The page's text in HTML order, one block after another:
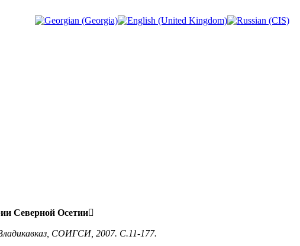
Северной Осетии
СОИГСИ, 2007. С.11-177.